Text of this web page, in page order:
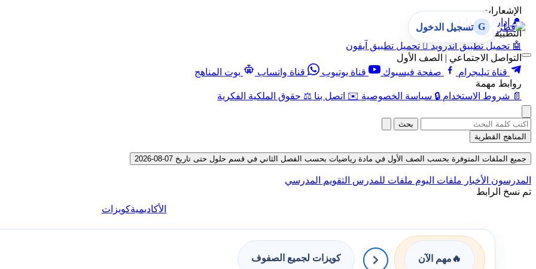
الإشعارات
🔔 إدارة الإشعارات
التطبيقات
🤖 تحميل تطبيق أندرويد  تحميل تطبيق آيفون
التواصل الاجتماعي | الصف الأول
قناة تيليجرام
صفحة فيسبوك قناة يوتيوب قناة واتساب
بوت المناهج
روابط مهمة
📄 شروط الاستخدام 🔒 سياسة الخصوصية ✉️ اتصل بنا ⚖️ حقوق الملكية الفكرية
G تسجيل الدخول
بحث
المناهج القطرية
جميع الملفات المتوفرة بحسب الصف الأول في مادة رياضيات بحسب الفصل الثاني في قسم حلول حتى تاريخ 07-08-2026
المدرسون الأخبار ملفات اليوم ملفات للمدرس التقويم المدرسي
تم نسخ الرابط
الأكاديميةكويزات
🔥 مهم الآن كويزات لجميع الصفوف